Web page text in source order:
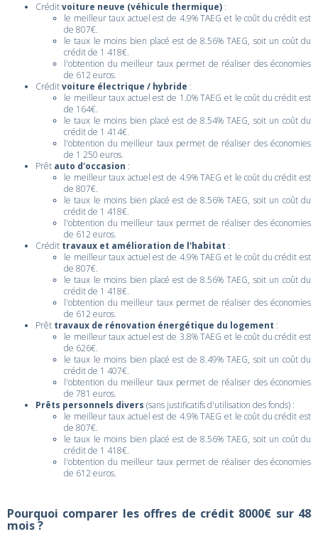
Créditvoiture neuve (véhicule thermique) :
le meilleur taux actuel est de 4.9% TAEG et le coût du crédit est
de 807€.
le taux le moins bien placé est de 8.56% TAEG, soit un coût du
crédit de 1 418€.
l'obtention du meilleur taux permet de réaliser des économies
de 612 euros.
Créditvoiture électrique / hybride :
le meilleur taux actuel est de 1.0% TAEG et le coût du crédit est
de 164€.
le taux le moins bien placé est de 8.54% TAEG, soit un coût du
crédit de 1 414€.
l'obtention du meilleur taux permet de réaliser des économies
de 1 250 euros.
Prêt auto d'occasion :
le meilleur taux actuel est de 4.9% TAEG et le coût du crédit est
de 807€.
le taux le moins bien placé est de 8.56% TAEG, soit un coût du
crédit de 1 418€.
l'obtention du meilleur taux permet de réaliser des économies
de 612 euros.
Crédit travaux et amélioration de l'habitat :
le meilleur taux actuel est de 4.9% TAEG et le coût du crédit est
de 807€.
le taux le moins bien placé est de 8.56% TAEG, soit un coût du
crédit de 1 418€.
l'obtention du meilleur taux permet de réaliser des économies
de 612 euros.
Prêt travaux de rénovation énergétique du logement :
le meilleur taux actuel est de 3.8% TAEG et le coût du crédit est
de 626€.
le taux le moins bien placé est de 8.49% TAEG, soit un coût du
crédit de 1 407€.
l'obtention du meilleur taux permet de réaliser des économies
de 781 euros.
Prêts personnels divers (sans justificatifs d'utilisation des fonds) :
le meilleur taux actuel est de 4.9% TAEG et le coût du crédit est
de 807€.
le taux le moins bien placé est de 8.56% TAEG, soit un coût du
crédit de 1 418€.
l'obtention du meilleur taux permet de réaliser des économies
de 612 euros.
Pourquoi comparer les offres de crédit 8000€ sur 48
mois ?